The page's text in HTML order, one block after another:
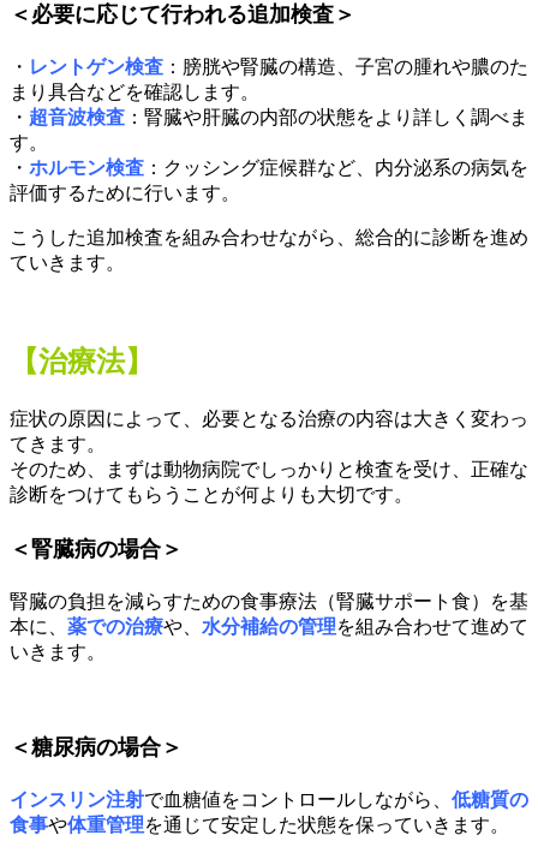
＜必要に応じて行われる追加検査＞
・ レントゲン検査 ：膀胱や腎臓の構造、子宮の腫れや膿のた
まり具合などを確認します。
・ 超音波検査 ：腎臓や肝臓の内部の状態をより詳しく調べま
す。
・ ホルモン検査 ：クッシング症候群など、内分泌系の病気を
評価するために行います。
こうした追加検査を組み合わせながら、総合的に診断を進め
ていきます。
【治療法】
症状の原因によって、必要となる治療の内容は大きく変わっ
てきます。
そのため、まずは動物病院でしっかりと検査を受け、正確な
診断をつけてもらうことが何よりも大切です。
＜腎臓病の場合＞
腎臓の負担を減らすための食事療法（腎臓サポート食）を基
本に、 薬での治療や、 水分補給の管理を組み合わせて進めて
いきます。
＜糖尿病の場合＞
インスリン注射で血糖値をコントロールしながら、 低糖質の
食事や体重管理を通じて安定した状態を保っていきます。